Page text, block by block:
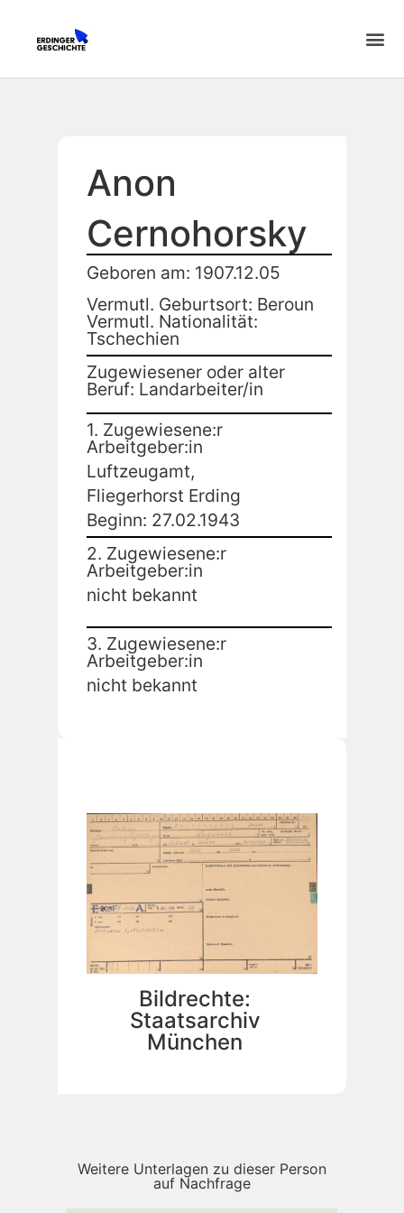
Anon
Cernohorsky
Geboren am: 1907.12.05
Vermutl. Geburtsort: Beroun
Vermutl. Nationalität:
Tschechien
Zugewiesener oder alter
Beruf: Landarbeiter/in
1. Zugewiesene:r
Arbeitgeber:in
Luftzeugamt,
Fliegerhorst Erding
Beginn: 27.02.1943
2. Zugewiesene:r
Arbeitgeber:in
nicht bekannt
3. Zugewiesene:r
Arbeitgeber:in
nicht bekannt
Bildrechte:
Staatsarchiv
München
Weitere Unterlagen zu dieser Person
auf Nachfrage